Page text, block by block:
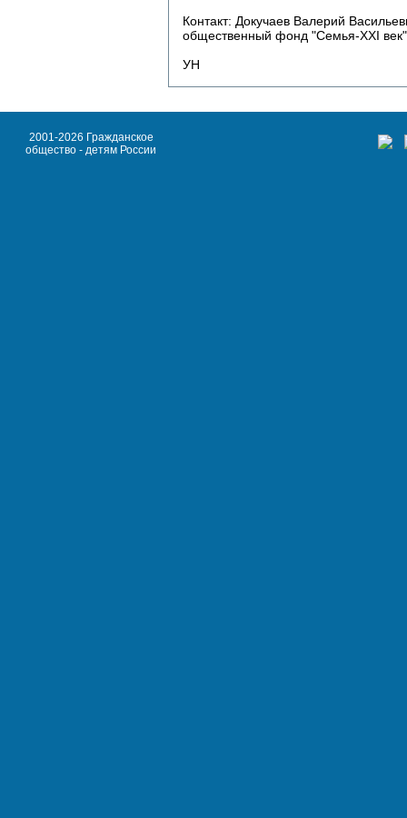
Контакт: Докучаев Валерий
общественный фонд "Семья-XXI
УН
2001-2026 Гражданское
общество - детям России